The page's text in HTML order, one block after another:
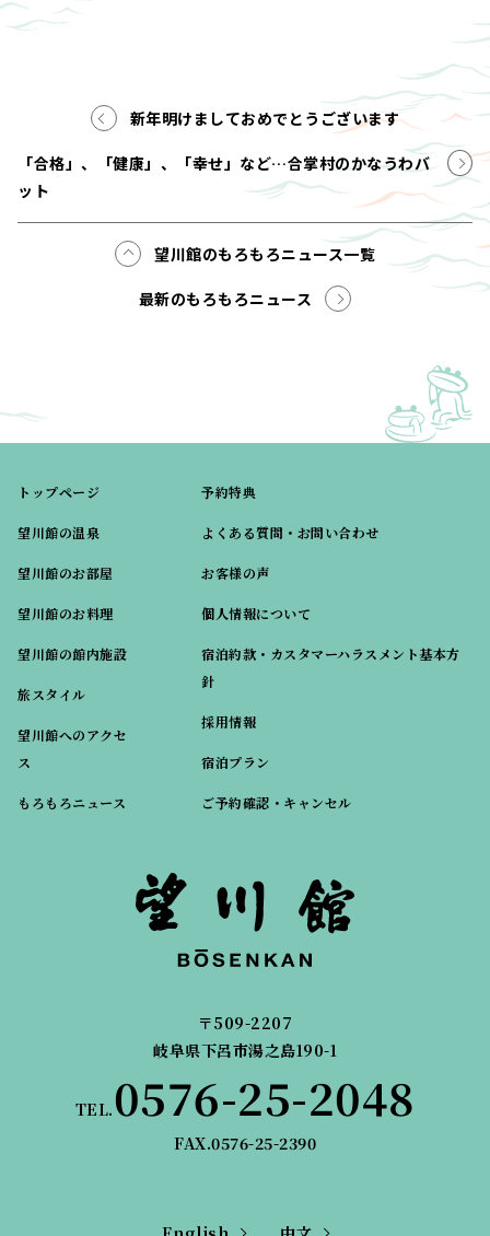
新年明けましておめでとうございます
「合格」、「健康」、「幸せ」など…合掌村のかなうわバ
ット
望川館のもろもろニュース一覧
最新のもろもろニュース
トップページ
望川館の温泉
望川館のお部屋
望川館のお料理
望川館の館内施設
旅スタイル
望川館へのアクセ
ス
もろもろニュース
予約特典
よくある質問・お問い合わせ
お客様の声
個人情報について
宿泊約款・カスタマーハラスメント基本方
針
採用情報
宿泊プラン
ご予約確認・キャンセル
〒509-2207
岐阜県下呂市湯之島190-1
TEL.0576-25-2048
FAX.0576-25-2390